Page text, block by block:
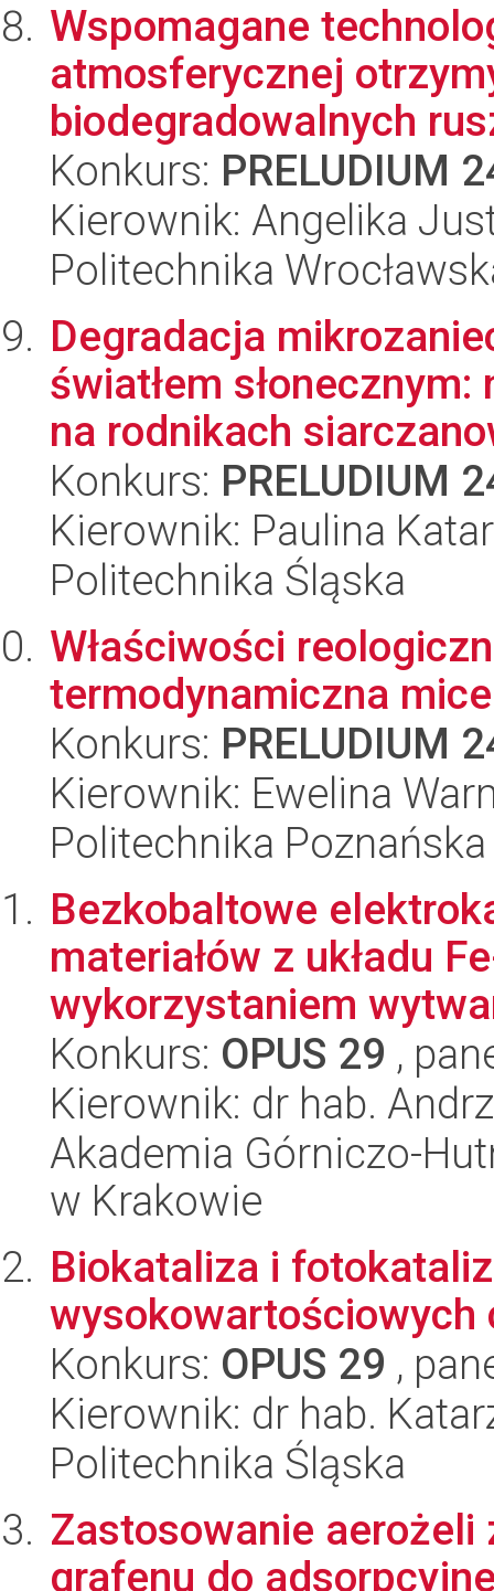
Wspomagane
atmosferycznej
biodegradowalnych
Konkurs: PRELUDIUM
Kierownik: Angelika
Politechnika
Degradacja
światłem
na rodnikach
Konkurs: PRELUDIUM
Kierownik: Paulina
Politechnika Śląska
Właściwości
termodynamiczna
Konkurs: PRELUDIUM
Kierownik: Ewelina
Politechnika Poznańska
Bezkobaltowe
materiałów z układu
wykorzystaniem
Konkurs: OPUS 29 ,
Kierownik: dr hab.
Akademia Górniczo-
w Krakowie
Biokataliza i
wysokowartościowych
Konkurs: OPUS 29 ,
Kierownik: dr hab.
Politechnika Śląska
Zastosowanie
grafenu do